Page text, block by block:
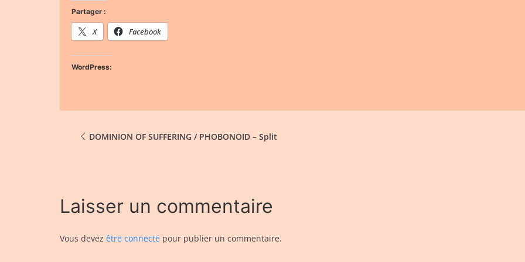
Partager :
X Facebook
WordPress:
DOMINION OF SUFFERING / PHOBONOID – Split
Laisser un commentaire
Vous devez être connecté pour publier un commentaire.